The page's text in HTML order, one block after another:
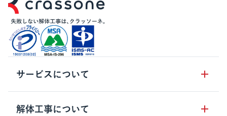
サービスについて
サービスの流れ
解体工事について